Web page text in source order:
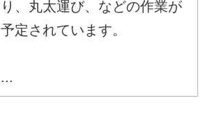
り、丸太運び、などの作業が
予定されています。
...